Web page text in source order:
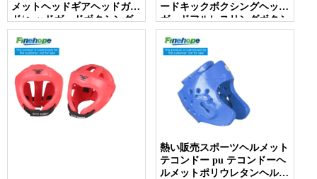
メットヘッドギアヘッドガー
ド/ヘッドガードボクシング
ヘルメット
ードキックボクシングヘッド
ガードフルレスリングボクシ
ングヘッドギア耳ガード
熱い販売スポーツヘルメット
テコンドー pu テコンドーヘ
ルメットポリウレタンヘルメ